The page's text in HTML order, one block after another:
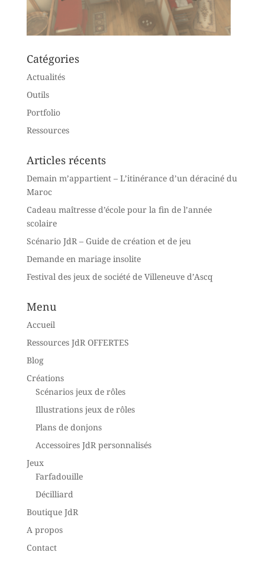
Catégories
Actualités
Outils
Portfolio
Ressources
Articles récents
Demain m’appartient – L’itinérance d’un déraciné du
Maroc
Cadeau maîtresse d’école pour la fin de l’année
scolaire
Scénario JdR – Guide de création et de jeu
Demande en mariage insolite
Festival des jeux de société de Villeneuve d’Ascq
Menu
Accueil
Ressources JdR OFFERTES
Blog
Créations
Scénarios jeux de rôles
Illustrations jeux de rôles
Plans de donjons
Accessoires JdR personnalisés
Jeux
Farfadouille
Décilliard
Boutique JdR
A propos
Contact